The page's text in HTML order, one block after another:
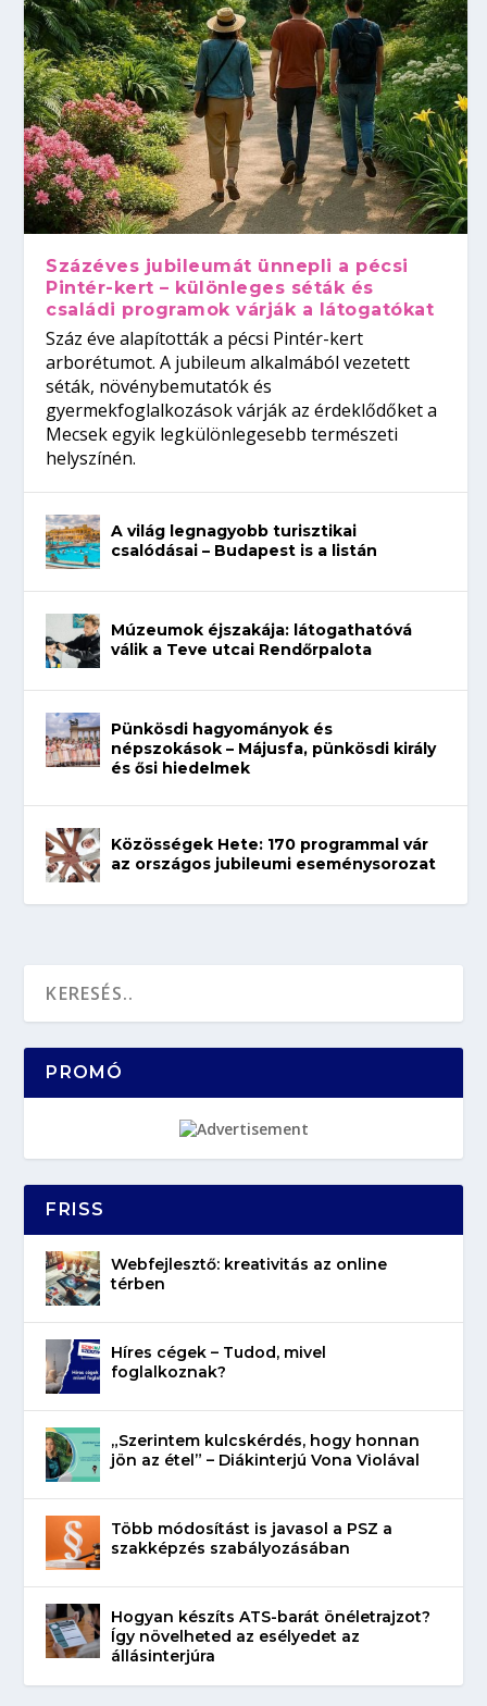
Százéves jubileumát ünnepli a pécsi
Pintér-kert – különleges séták és
családi programok várják a látogatókat
Száz éve alapították a pécsi Pintér-kert
arborétumot. A jubileum alkalmából vezetett
séták, növénybemutatók és
gyermekfoglalkozások várják az érdeklődőket a
Mecsek egyik legkülönlegesebb természeti
helyszínén.
A világ legnagyobb turisztikai
csalódásai – Budapest is a listán
Múzeumok éjszakája: látogathatóvá
válik a Teve utcai Rendőrpalota
Pünkösdi hagyományok és
népszokások – Májusfa, pünkösdi király
és ősi hiedelmek
Közösségek Hete: 170 programmal vár
az országos jubileumi eseménysorozat
PROMÓ
FRISS
Webfejlesztő: kreativitás az online
térben
Híres cégek – Tudod, mivel
foglalkoznak?
„Szerintem kulcskérdés, hogy honnan
jön az étel” – Diákinterjú Vona Violával
Több módosítást is javasol a PSZ a
szakképzés szabályozásában
Hogyan készíts ATS-barát önéletrajzot?
Így növelheted az esélyedet az
állásinterjúra